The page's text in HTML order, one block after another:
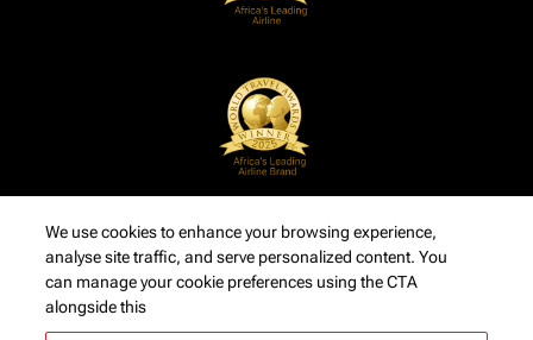
We use cookies to enhance your browsing experience,
analyse site traffic, and serve personalized content. You
can manage your cookie preferences using the CTA
alongside this